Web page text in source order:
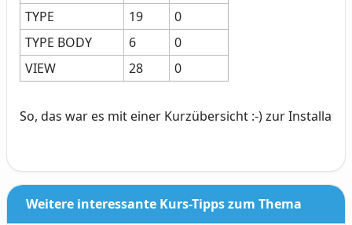
TYPE
19
0
TYPE BODY
6
0
VIEW
28 0
So, das war es mit einer Kurzübersicht :-) zur
Weitere interessante Kurs-Tipps zum Thema